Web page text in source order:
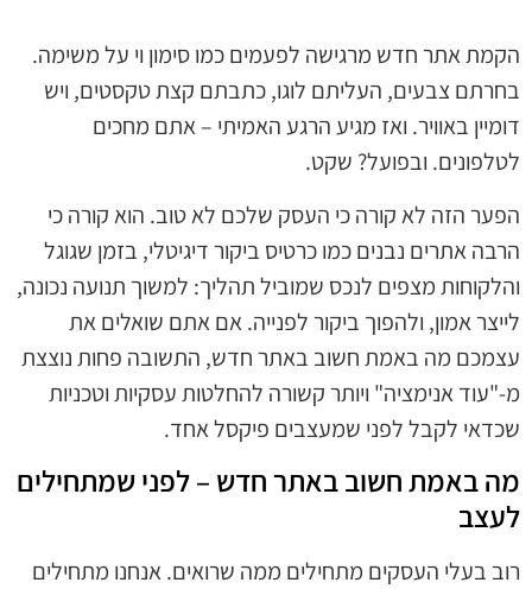
הקמת אתר חדש מרגישה לפעמים כמו סימון וי על משימה.
בחרתם צבעים, העליתם לוגו, כתבתם קצת טקסטים, ויש
דומיין באוויר. ואז מגיע הרגע האמיתי – אתם מחכים
לטלפונים. ובפועל? שקט.
הפער הזה לא קורה כי העסק שלכם לא טוב. הוא קורה כי
הרבה אתרים נבנים כמו כרטיס ביקור דיגיטלי, בזמן שגוגל
והלקוחות מצפים לנכס שמוביל תהליך: למשוך תנועה נכונה,
לייצר אמון, ולהפוך ביקור לפנייה. אם אתם שואלים את
עצמכם מה באמת חשוב באתר חדש, התשובה פחות נוצצת
מ-"עוד אנימציה" ויותר קשורה להחלטות עסקיות וטכניות
שכדאי לקבל לפני שמעצבים פיקסל אחד.
מה באמת חשוב באתר חדש – לפני שמתחילים
לעצב
רוב בעלי העסקים מתחילים ממה שרואים. אנחנו מתחילים